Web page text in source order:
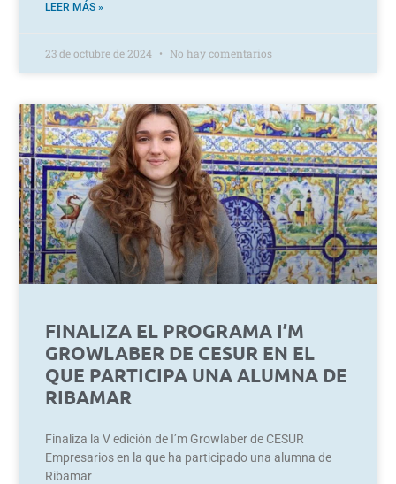
LEER MÁS »
23 de octubre de 2024 No hay comentarios
FINALIZA EL PROGRAMA I’M
GROWLABER DE CESUR EN EL
QUE PARTICIPA UNA ALUMNA DE
RIBAMAR
Finaliza la V edición de I’m Growlaber de CESUR
Empresarios en la que ha participado una alumna de
Ribamar